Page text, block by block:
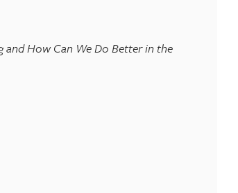
and How Can We Do Better in the